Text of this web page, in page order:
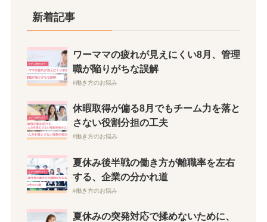
新着記事
ワーママの疲れが見えにくい8月、管理
職が陥りがちな誤解
働き方のお悩み
休暇取得が偏る8月でもチーム力を落と
さない役割分担の工夫
働き方のお悩み
夏休み後半戦の働き方が離職率を左右
する、企業の分かれ道
働き方のお悩み
夏休みの突発対応で揉めないために、